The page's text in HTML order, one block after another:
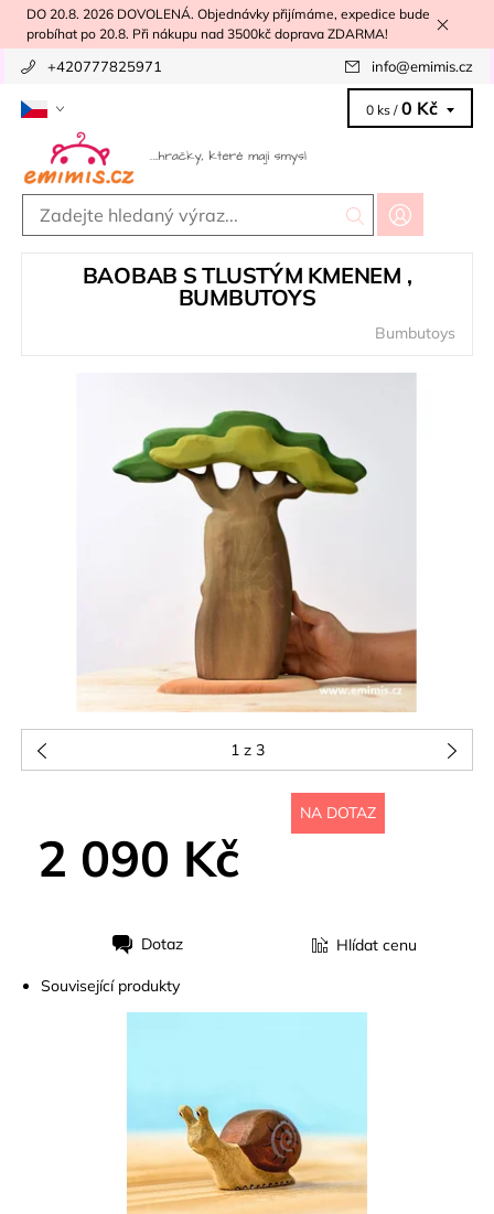
DO 20.8. 2026 DOVOLENÁ. Objednávky přijímáme, expedice bude
probíhat po 20.8. Při nákupu nad 3500kč doprava ZDARMA!
+420777825971 info@emimis.cz
0 ks / 0 Kč
BAOBAB S TLUSTÝM KMENEM ,
BUMBUTOYS
Bumbutoys
1z 3
NA DOTAZ
2 090 Kč
Dotaz Hlídat cenu
Související produkty